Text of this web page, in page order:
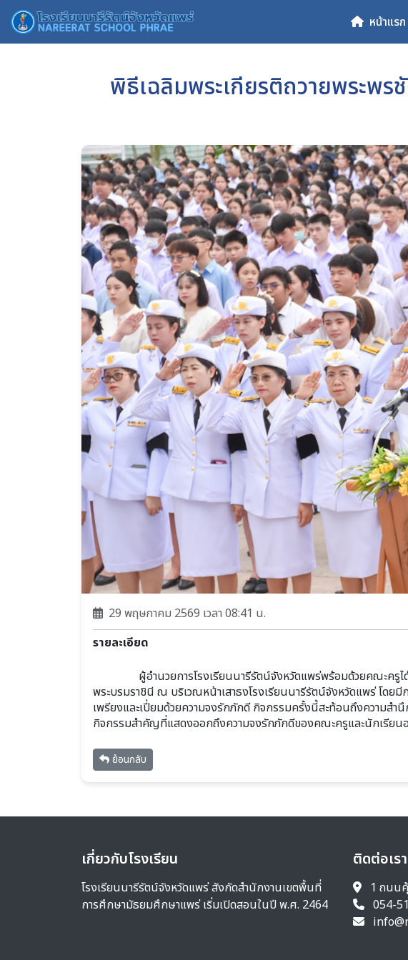
หน้าแรก
พิธีเฉลิมพระเกียรติถวายพระพร
29 พฤษภาคม 2569 เวลา 08:41 น.
รายละเอียด
พระบรมราชินี ณ บริเวณหน้าเสาธงโรงเรียนนารีรัตน์จังหวัดแพร่ โด
เพรียงและเปี่ยมด้วยความจงรักภักดี กิจกรรมครั้งนี้สะท้อนถึงความ
กิจกรรมสำคัญที่แสดงออกถึงความจงรักภักดีของคณะครูและนักเรียน
ย้อนกลับ
เกี่ยวกับโรงเรียน
โรงเรียนนารีรัตน์จังหวัดแพร่ สังกัดสำนักงานเขตพื้นที่
การศึกษามัธยมศึกษาแพร่ เริ่มเปิดสอนในปี พ.ศ. 2464
ติดต่อเรา
1 ถนน
054-